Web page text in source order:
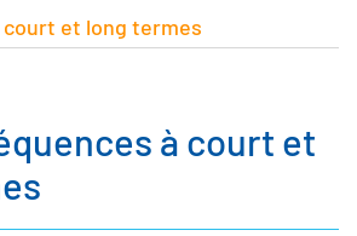
court et long termes
à court et